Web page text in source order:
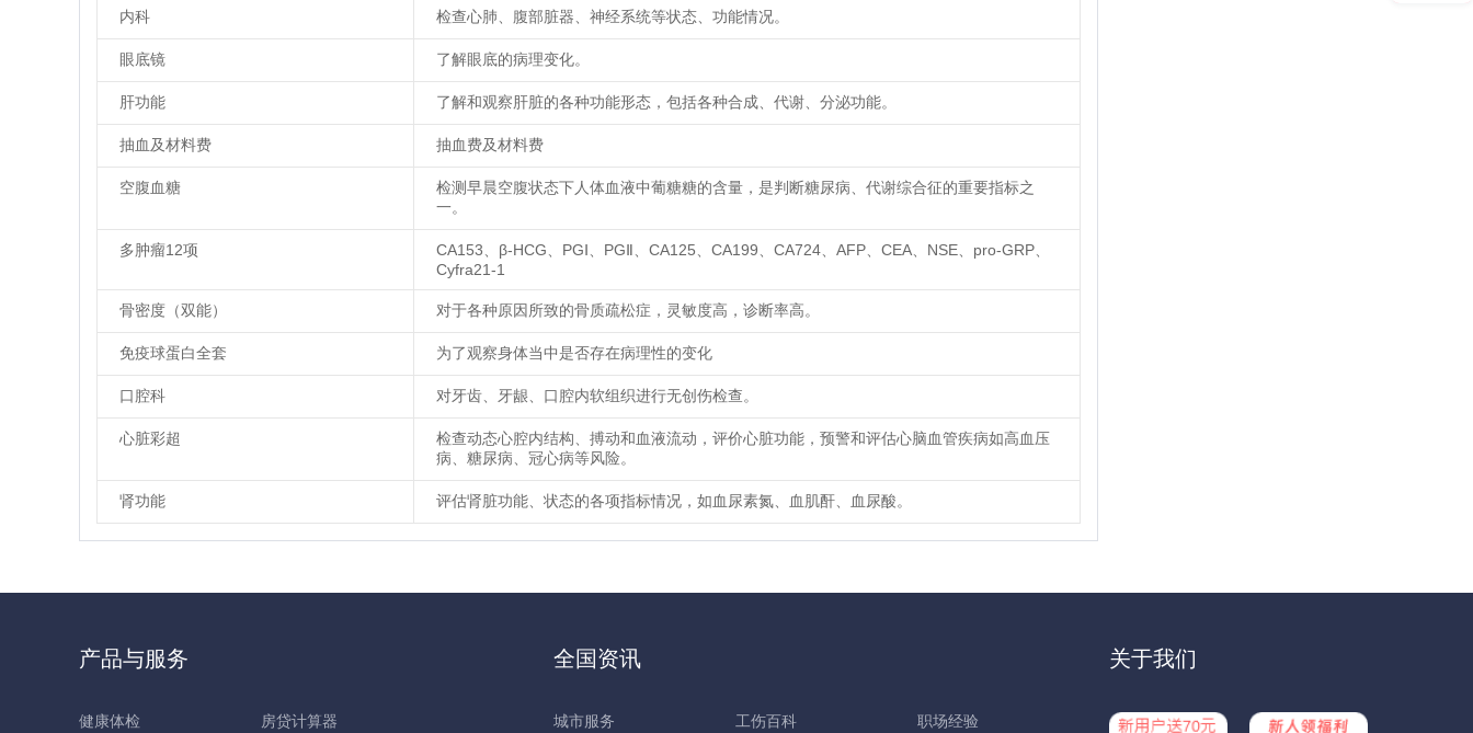
内科 检查心肺、腹部脏器、神经系统等状态、功能情况。
眼底镜 了解眼底的病理变化。
肝功能 了解和观察肝脏的各种功能形态，包括各种合成、代谢、分泌功能。
抽血及材料费 抽血费及材料费
空腹血糖
检测早晨空腹状态下人体血液中葡糖糖的含量，是判断糖尿病、代谢综合征的重要指标之
一。
多肿瘤12项
CA153、β-HCG、PGⅠ、PGⅡ、CA125、CA199、CA724、AFP、CEA、NSE、pro-GRP、
Cyfra21-1
骨密度（双能） 对于各种原因所致的骨质疏松症，灵敏度高，诊断率高。
免疫球蛋白全套 为了观察身体当中是否存在病理性的变化
口腔科 对牙齿、牙龈、口腔内软组织进行无创伤检查。
心脏彩超
检查动态心腔内结构、搏动和血液流动，评价心脏功能，预警和评估心脑血管疾病如高血压
病、糖尿病、冠心病等风险。
肾功能 评估肾脏功能、状态的各项指标情况，如血尿素氮、血肌酐、血尿酸。
产品与服务
健康体检 房贷计算器
全国资讯
城市服务 工伤百科 职场经验
关于我们